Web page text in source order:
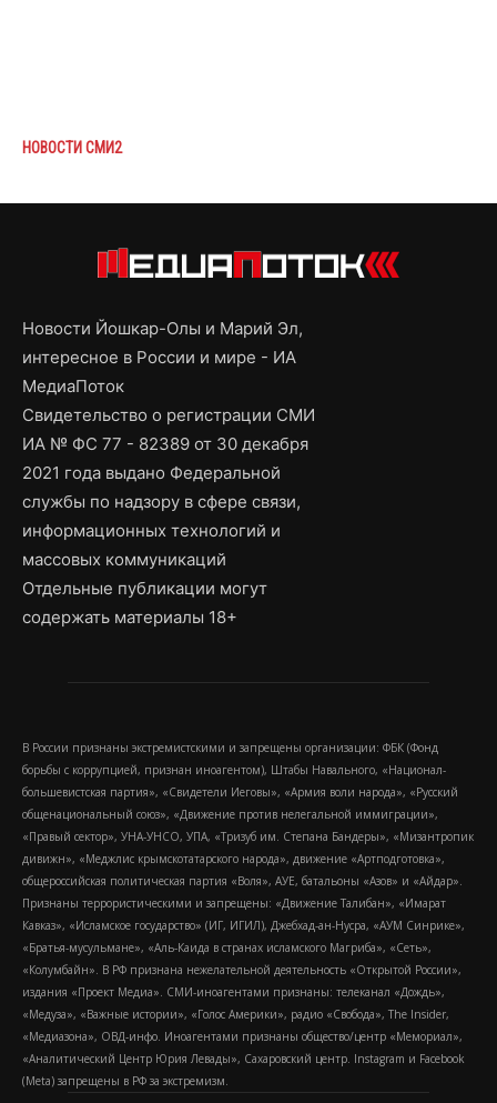
НОВОСТИ СМИ2
Новости Йошкар-Олы и Марий Эл,
интересное в России и мире - ИА
МедиаПоток
Свидетельство о регистрации СМИ
ИА № ФС 77 - 82389 от 30 декабря
2021 года выдано Федеральной
службы по надзору в сфере связи,
информационных технологий и
массовых коммуникаций
Отдельные публикации могут
содержать материалы 18+
В России признаны экстремистскими и запрещены организации: ФБК (Фонд
борьбы с коррупцией, признан иноагентом), Штабы Навального, «Национал-
большевистская партия», «Свидетели Иеговы», «Армия воли народа», «Русский
общенациональный союз», «Движение против нелегальной иммиграции»,
«Правый сектор», УНА-УНСО, УПА, «Тризуб им. Степана Бандеры», «Мизантропик
дивижн», «Меджлис крымскотатарского народа», движение «Артподготовка»,
общероссийская политическая партия «Воля», АУЕ, батальоны «Азов» и «Айдар».
Признаны террористическими и запрещены: «Движение Талибан», «Имарат
Кавказ», «Исламское государство» (ИГ, ИГИЛ), Джебхад-ан-Нусра, «АУМ Синрике»,
«Братья-мусульмане», «Аль-Каида в странах исламского Магриба», «Сеть»,
«Колумбайн». В РФ признана нежелательной деятельность «Открытой России»,
издания «Проект Медиа». СМИ-иноагентами признаны: телеканал «Дождь»,
«Медуза», «Важные истории», «Голос Америки», радио «Свобода», The Insider,
«Медиазона», ОВД-инфо. Иноагентами признаны общество/центр «Мемориал»,
«Аналитический Центр Юрия Левады», Сахаровский центр. Instagram и Facebook
(Metа) запрещены в РФ за экстремизм.